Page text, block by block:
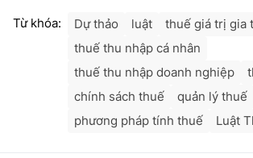
Từ khóa: Dự thảo luật
thuế giá trị gia
thuế thu nhập cá nhân
thuế thu nhập doanh nghiệp
chính sách thuế
quản lý thuế
phương pháp tính thuế
Luật